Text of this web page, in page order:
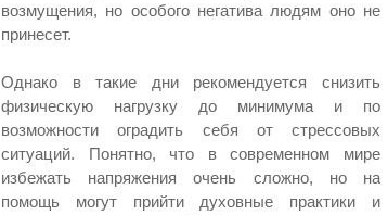
возмущения, но особого негатива людям оно не
принесет.
Однако в такие дни рекомендуется снизить
физическую нагрузку до минимума и по
возможности оградить себя от стрессовых
ситуаций. Понятно, что в современном мире
избежать напряжения очень сложно, но на
помощь могут прийти духовные практики и